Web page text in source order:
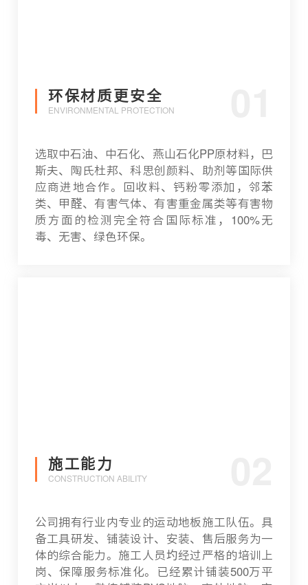
环保材质更安全
ENVIRONMENTAL PROTECTION
选取中石油、中石化、燕山石化PP原材料，巴
斯夫、陶氏杜邦、科思创颜料、助剂等国际供
应商进地合作。回收料、钙粉零添加，邻苯
类、甲醛、有害气体、有害重金属类等有害物
质方面的检测完全符合国际标准，100%无
毒、无害、绿色环保。
施工能力
CONSTRUCTION ABILITY
公司拥有行业内专业的运动地板施工队伍。具
备工具研发、铺装设计、安装、售后服务为一
体的综合能力。施工人员圴经过严格的培训上
岗、保障服务标准化。已经累计铺装500万平